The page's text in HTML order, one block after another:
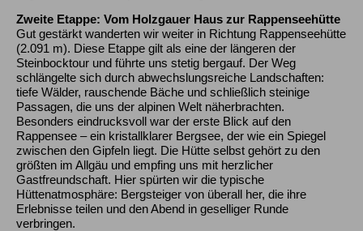
Zweite Etappe: Vom Holzgauer Haus zur Rappenseehütte
Gut gestärkt wanderten wir weiter in Richtung Rappenseehütte
(2.091 m). Diese Etappe gilt als eine der längeren der
Steinbocktour und führte uns stetig bergauf. Der Weg
schlängelte sich durch abwechslungsreiche Landschaften:
tiefe Wälder, rauschende Bäche und schließlich steinige
Passagen, die uns der alpinen Welt näherbrachten.
Besonders eindrucksvoll war der erste Blick auf den
Rappensee – ein kristallklarer Bergsee, der wie ein Spiegel
zwischen den Gipfeln liegt. Die Hütte selbst gehört zu den
größten im Allgäu und empfing uns mit herzlicher
Gastfreundschaft. Hier spürten wir die typische
Hüttenatmosphäre: Bergsteiger von überall her, die ihre
Erlebnisse teilen und den Abend in geselliger Runde
verbringen.